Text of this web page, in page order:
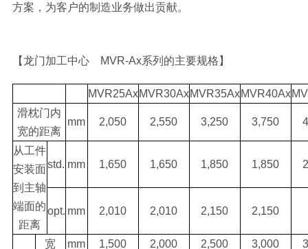
方案，为客户的制造业务做出贡献。
【龙门加工中心 MVR-Ax系列的主要规格】
MVR25AxMVR30AxMVR35AxMVR40Ax
滑枕门内
宽的距离
mm 2,050 2,550 3,250 3,750
从工件
安装面
到主轴
端面的
距离
std. mm 1,650 1,650 1,850 1,850
opt. mm 2,010 2,010 2,150 2,150
宽 mm 1,500 2,000 2,500 3,000